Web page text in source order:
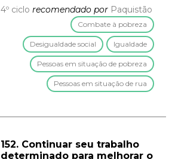
4º ciclo recomendado por Paquistão
Combate à pobreza
Desigualdade social Igualdade
Pessoas em situação de pobreza
Pessoas em situação de rua
152. Continuar seu trabalho
determinado para melhorar o